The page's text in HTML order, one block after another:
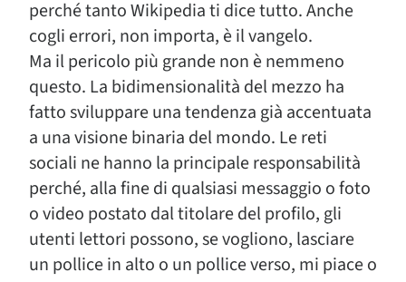
perché tanto Wikipedia ti dice tutto. Anche
cogli errori, non importa, è il vangelo.
Ma il pericolo più grande non è nemmeno
questo. La bidimensionalità del mezzo ha
fatto sviluppare una tendenza già accentuata
a una visione binaria del mondo. Le reti
sociali ne hanno la principale responsabilità
perché, alla fine di qualsiasi messaggio o foto
o video postato dal titolare del profilo, gli
utenti lettori possono, se vogliono, lasciare
un pollice in alto o un pollice verso, mi piace o